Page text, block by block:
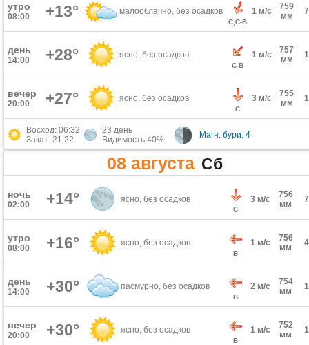
утро
08:00 +13° малооблачно, без осадков
С,С-В
1 м/с
759
мм
день
14:00 +28° ясно, без осадков
С-В
1 м/с
757
мм
вечер
20:00 +27° ясно, без осадков
С
3 м/с
755
мм
Восход: 06:32
Закат: 21:22
23 день
Видимость 40%
Магн. бури: 4
08 августа Сб
ночь
02:00 +14° ясно, без осадков
С
3 м/с
756
мм
утро
08:00 +16° ясно, без осадков
В
1 м/с
756
мм
день
14:00 +30° пасмурно, без осадков
В
2 м/с
754
мм
вечер
20:00 +30° ясно, без осадков
В
1 м/с
752
мм